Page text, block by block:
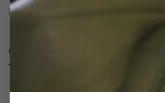
fonction calendrier : date, est
Show more
Caractéristiques